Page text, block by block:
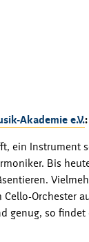
Akademie e.V.:
ein Instrument
Bis
Orchester
genug, so findet